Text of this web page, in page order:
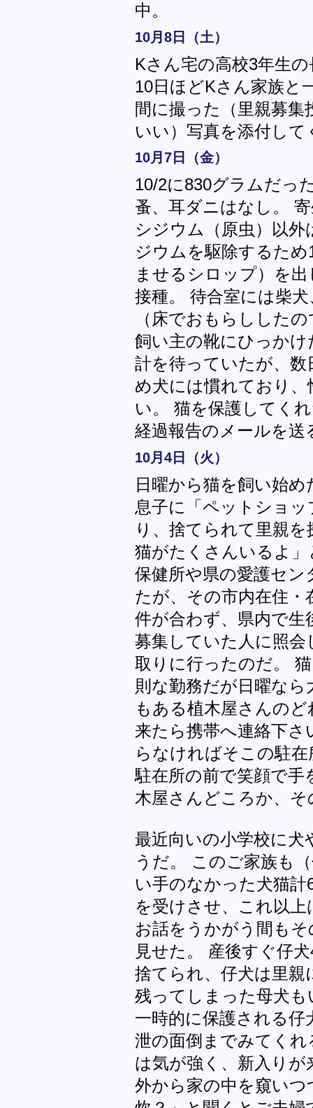
中。
10月8日（土）
Kさん宅の高校3年生
10日ほどKさん家族と
間に撮った（里親募
いい）写真を添付して
10月7日（金）
10/2に830グラムだっ
蚤、耳ダニはなし。
シジウム（原虫）以
ジウムを駆除するた
ませるシロップ）を
接種。 待合室には柴
（床でおもらしした
飼い主の靴にひっか
計を待っていたが、
め犬には慣れており
い。 猫を保護してく
経過報告のメールを送
10月4日（火）
日曜から猫を飼い始め
息子に「ペットショッ
り、捨てられて里親
猫がたくさんいるよ」
保健所や県の愛護セン
たが、その市内在住
件が合わず、県内で生
募集していた人に照会
取りに行ったのだ。
則な勤務だが日曜な
もある植木屋さんの
来たら携帯へ連絡下
らなければそこの駐
駐在所の前で笑顔で手
木屋さんどころか、
最近向いの小学校に
うだ。 このご家族も
い手のなかった犬猫
を受けさせ、これ以
お話をうかがう間も
見せた。 産後すぐ仔
捨てられ、仔犬は里
残ってしまった母犬
一時的に保護される
泄の面倒までみてく
は気が強く、新入り
外から家の中を窺い